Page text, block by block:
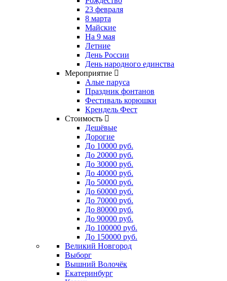
23 февраля
8 марта
Майские
На 9 мая
Летние
День России
День народного единства
Мероприятие
Алые паруса
Праздник фонтанов
Фестиваль корюшки
Крендель Фест
Стоимость
Дешёвые
Дорогие
До 10000 руб.
До 20000 руб.
До 30000 руб.
До 40000 руб.
До 50000 руб.
До 60000 руб.
До 70000 руб.
До 80000 руб.
До 90000 руб.
До 100000 руб.
До 150000 руб.
Великий Новгород
Выборг
Вышний Волочёк
Екатеринбург